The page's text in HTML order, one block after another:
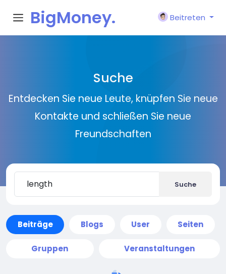
BigMoney.
Beitreten
Suche
Entdecken Sie neue Leute, knüpfen Sie neue
Kontakte und schließen Sie neue
Freundschaften
Suche
Beiträge Blogs User Seiten
Gruppen Veranstaltungen